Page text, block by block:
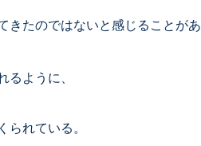
きたのではないと感じることがあ
るように、
られている。